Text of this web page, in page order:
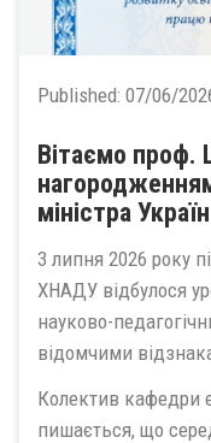
Published: 07/06/
Вітаємо проф.
міністра
3 липня 2026 року
ХНАДУ відбулося
науково-
відомчими
Колектив кафедри
пишається, що